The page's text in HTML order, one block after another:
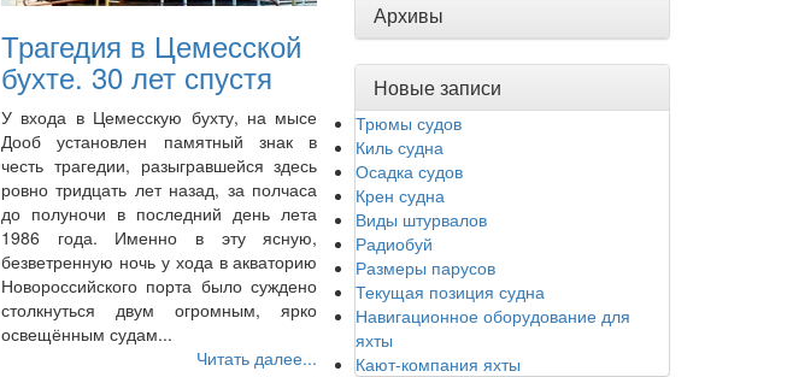
Трагедия в Цемесской
бухте. 30 лет спустя
У входа в Цемесскую бухту, на мысе
Дооб установлен памятный знак в
честь трагедии, разыгравшейся здесь
ровно тридцать лет назад, за полчаса
до полуночи в последний день лета
1986 года. Именно в эту ясную,
безветренную ночь у хода в акваторию
Новороссийского порта было суждено
столкнуться двум огромным, ярко
освещённым судам...
Читать далее...
Архивы
Новые записи
Трюмы судов
Киль судна
Осадка судов
Крен судна
Виды штурвалов
Радиобуй
Размеры парусов
Текущая позиция судна
Навигационное оборудование для
яхты
Кают-компания яхты